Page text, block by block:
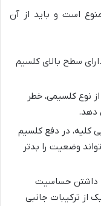
است و باید از آن
سطح بالای کلسیم
نوع کلسیمی، خطر
دهد.
کلیه، در دفع کلسیم
وضعیت را بدتر
داشتن حساسیت
از ترکیبات جانبی